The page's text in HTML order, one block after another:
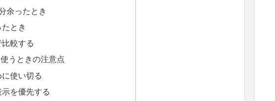
余ったとき
とき
較する
うときの注意点
使い切る
を優先する